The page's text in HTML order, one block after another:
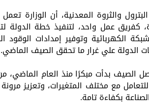
والثروة المعدنية، أن الوزارة
كفريق عمل واحد، لتنفيذ خطة الدولة
الكهربائية وتوفير إمدادات الوقود
الدولة علي غرار ما تحقق الصيف الماضي.
الصيف بدأت مبكرًا منذ العام الماضي،
مع مختلف المتغيرات، وتعزيز
بكفاءة تامة.